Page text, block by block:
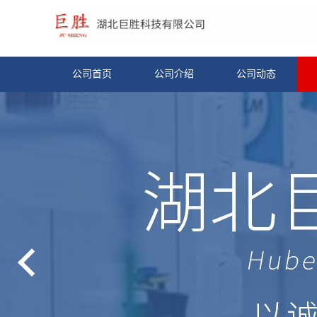
公司首页 公司介绍 公司动态